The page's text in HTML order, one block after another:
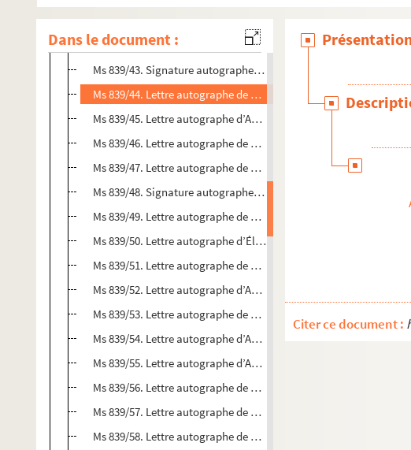
Dans le document :
Ms 839/41. Lettre autographe de Marco Antonio Colonna au roi
Ms 839/42. Lettre autographe de Louis Phélypeaux, comte de
Ms 839/43. Signature autographe de Louis Phélypeaux, comte
Ms 839/44. Lettre autographe de Jean-Frédéric Phélypeaux,
Ms 839/45. Lettre autographe d’Antonio de Leiva
Ms 839/46. Lettre autographe de Francesco I, duc de Milan
Ms 839/47. Lettre autographe de Bartolomeo Calco, secrétaire de
Ms 839/48. Signature autographe de Lodovico Sforza
Ms 839/49. Lettre autographe de Camille d’Hostun de La Baume
Ms 839/50. Lettre autographe d’Élisabeth d’Egmont à la Princesse
Ms 839/51. Lettre autographe de Roger de Comminges au Duc de
Ms 839/52. Lettre autographe d’Antonio Manoel Vilhena
Ms 839/53. Lettre autographe de Philippe Villiers de L’Isle-Adam
Ms 839/54. Lettre autographe d’Andrea Doria
Ms 839/55. Lettre autographe d’Andrea Doria au Duc d’Aulma
Ms 839/56. Lettre autographe de Simón Bolívar
Ms 839/57. Lettre autographe de Juan Prim
Ms 839/58. Lettre autographe de Pasquale Paoli
Citer ce document :